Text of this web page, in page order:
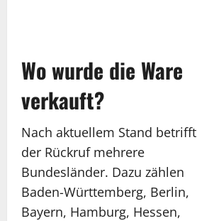
Wo wurde die Ware
verkauft?
Nach aktuellem Stand betrifft
der Rückruf mehrere
Bundesländer. Dazu zählen
Baden-Württemberg, Berlin,
Bayern, Hamburg, Hessen,